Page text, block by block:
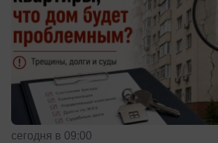
сегодня в 09:00